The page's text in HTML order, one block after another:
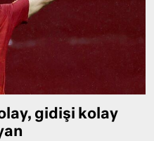
gidişi kolay